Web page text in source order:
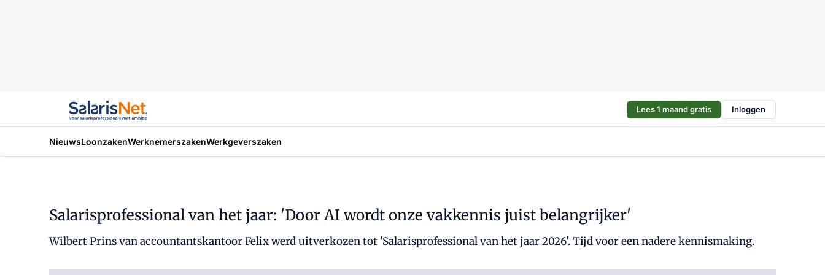
Lees 1 maand gratis Inloggen
NieuwsLoonzakenWerknemerszakenWerkgeverszaken
Salarisprofessional van het jaar: 'Door AI wordt onze vakkennis juist belangrijker'
Wilbert Prins van accountantskantoor Felix werd uitverkozen tot 'Salarisprofessional van het jaar 2026'. Tijd voor een nadere kennismaking.